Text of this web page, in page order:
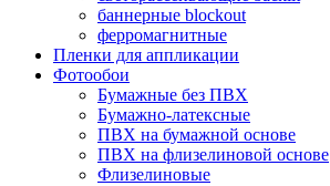
баннерные blockout
ферромагнитные
Пленки для аппликации
Фотообои
Бумажные без ПВХ
Бумажно-латексные
ПВХ на бумажной основе
ПВХ на флизелиновой основе
Флизелиновые